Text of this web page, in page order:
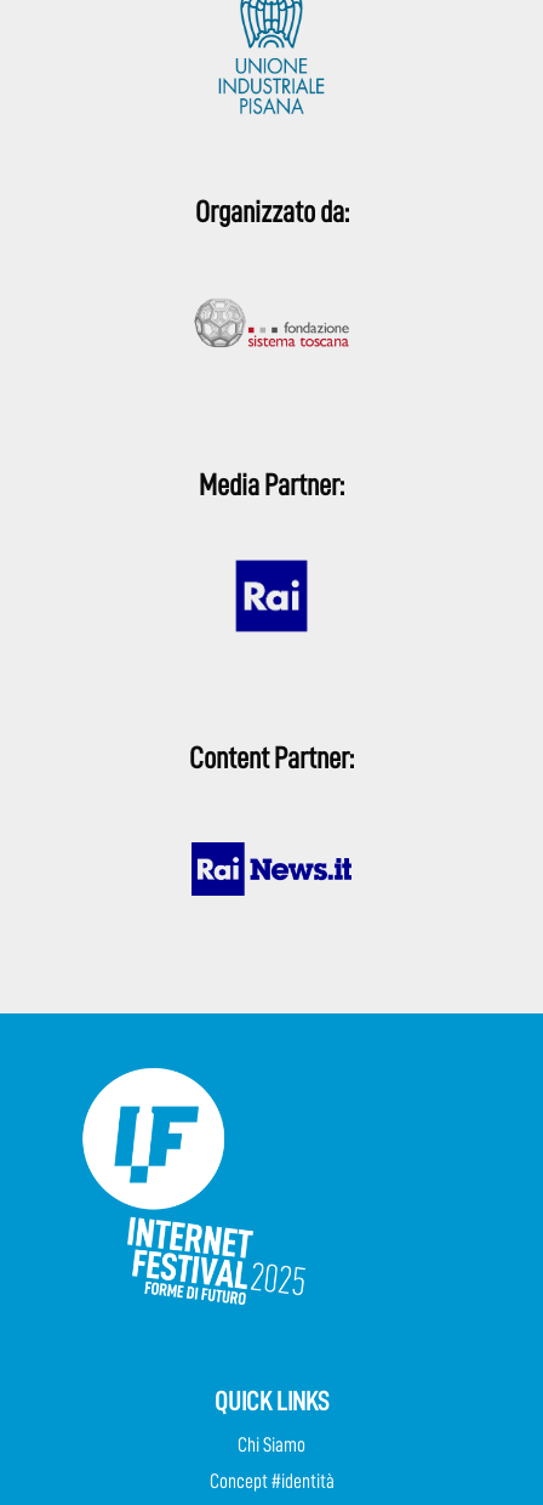
Organizzato da:
Media Partner:
Content Partner:
QUICK LINKS
Chi Siamo
Concept #identità